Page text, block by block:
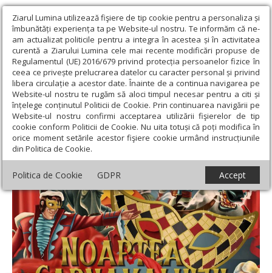
Ziarul Lumina utilizează fişiere de tip cookie pentru a personaliza și
îmbunătăți experiența ta pe Website-ul nostru. Te informăm că ne-
am actualizat politicile pentru a integra în acestea și în activitatea
curentă a Ziarului Lumina cele mai recente modificări propuse de
Regulamentul (UE) 2016/679 privind protecția persoanelor fizice în
ceea ce privește prelucrarea datelor cu caracter personal și privind
libera circulație a acestor date. Înainte de a continua navigarea pe
Website-ul nostru te rugăm să aloci timpul necesar pentru a citi și
înțelege conținutul Politicii de Cookie. Prin continuarea navigării pe
Website-ul nostru confirmi acceptarea utilizării fişierelor de tip
cookie conform Politicii de Cookie. Nu uita totuși că poți modifica în
orice moment setările acestor fişiere cookie urmând instrucțiunile
din Politica de Cookie.
Politica de Cookie GDPR Accept
Ziarul Lumina › Educaţie și Cultură › Cultură › „Noaptea
Carnavalului”
„Noaptea Carnavalului”